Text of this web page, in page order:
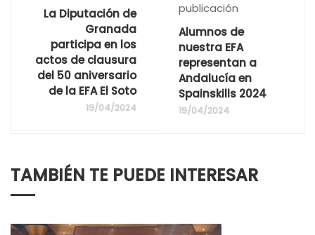
La Diputación de
Granada
participa en los
actos de clausura
del 50 aniversario
de la EFA El Soto
19/04/2024
publicación
Alumnos de
nuestra EFA
representan a
Andalucía en
Spainskills 2024
19/04/2024
TAMBIÉN TE PUEDE INTERESAR